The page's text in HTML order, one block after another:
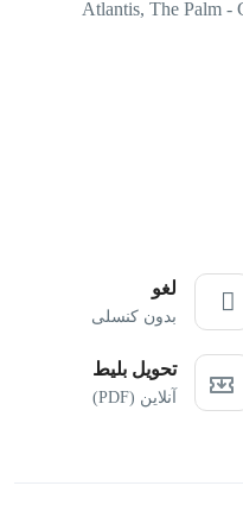
Atlantis, The Palm -
لغو
بدون کنسلی
تحویل بلیط
آنلاین (PDF)